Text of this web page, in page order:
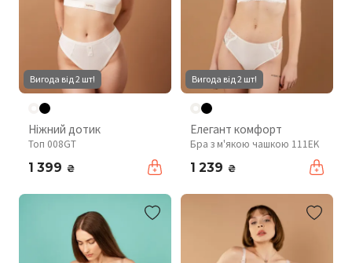
Вигода від 2 шт!
Ніжний дотик
Топ 008GT
1 399 ₴
Вигода від 2 шт!
Елегант комфорт
Бра з м'якою чашкою 111EK
1 239 ₴